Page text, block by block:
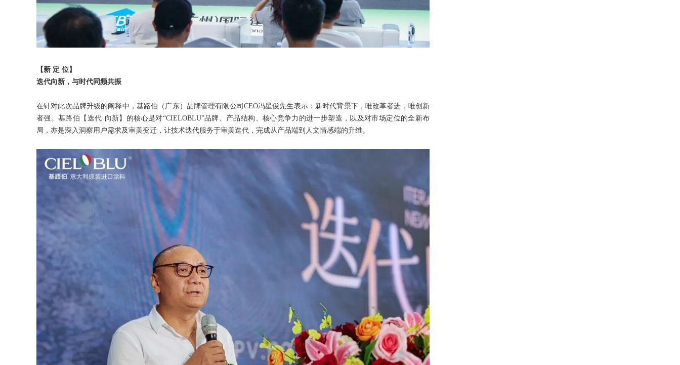
【新 定 位】
迭代向新，与时代同频共振
在针对此次品牌升级的阐释中，基路伯（广东）品牌管理有限公司CEO冯星俊先生表示：新时代背景下，唯改革者进，唯创新
者强。基路伯【迭代·向新】的核心是对“CIELOBLU”品牌、产品结构、核心竞争力的进一步塑造，以及对市场定位的全新布
局，亦是深入洞察用户需求及审美变迁，让技术迭代服务于审美迭代，完成从产品端到人文情感端的升维。